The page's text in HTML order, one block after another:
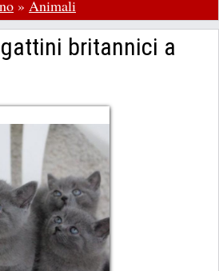
» Animali
britannici a